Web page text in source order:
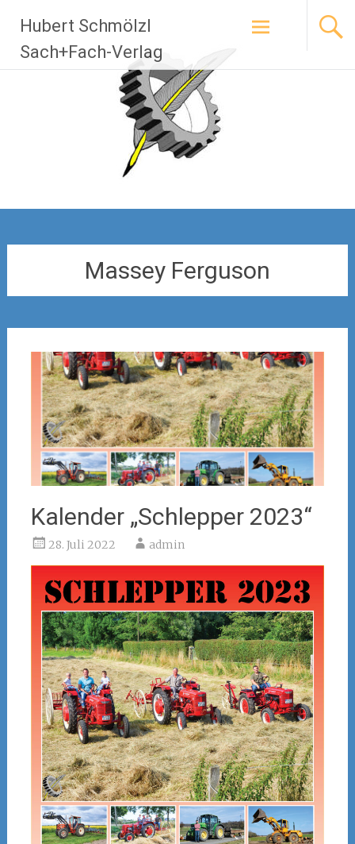
Inhalt
springen
Hubert Schmölzl
Sach+Fach-Verlag
Massey Ferguson
Kalender „Schlepper 2023“
28. Juli 2022 admin